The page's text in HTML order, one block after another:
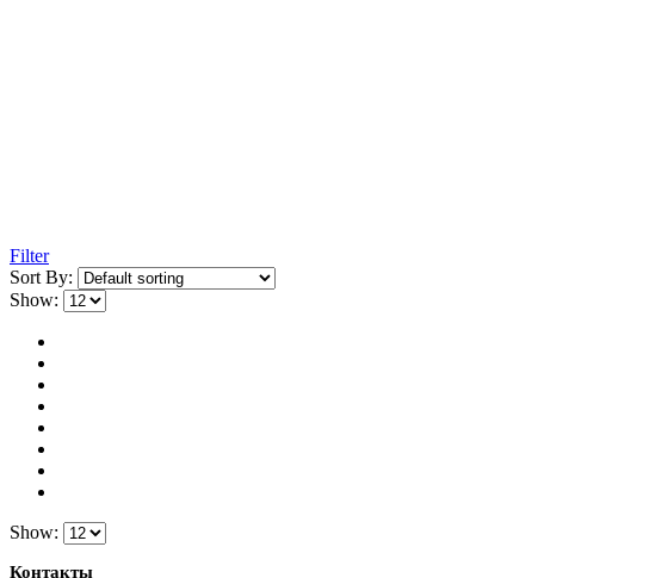
Filter
Sort By:
Show:
Show:
Контакты